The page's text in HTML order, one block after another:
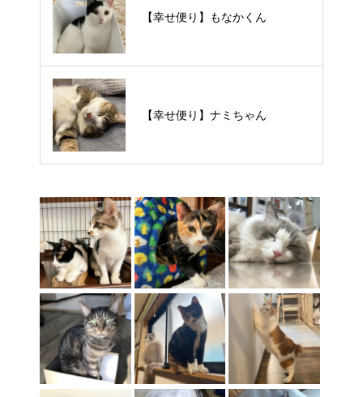
【幸せ便り】もなかくん
【幸せ便り】ナミちゃん
【里親様募集中】スンスンちゃん
【里親様募集中】タルトくん